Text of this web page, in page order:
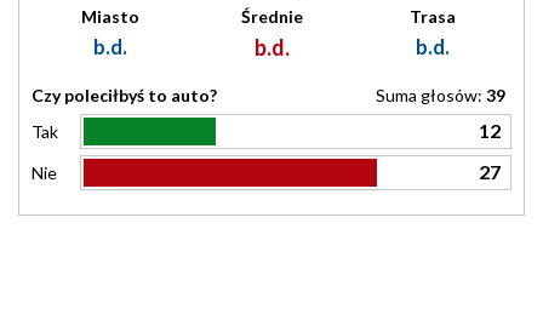
Miasto
b.d.
Średnie
b.d.
Trasa
b.d.
Czy poleciłbyś to auto? Suma głosów: 39
Tak
12
Nie 27